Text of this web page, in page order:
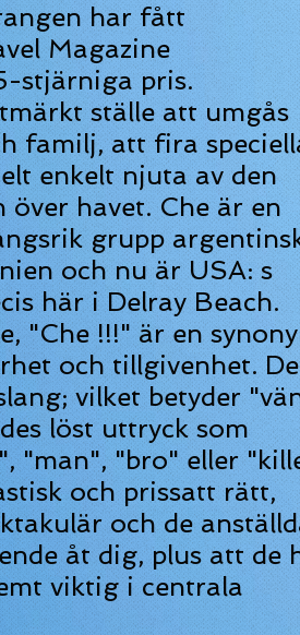
har fått
Magazine
stjärniga pris.
ställe att umgås
familj, att fira
enkelt njuta av den
över havet. Che är en
grupp
och nu är USA: s
här i Delray Beach.
"Che !!!" är en
och tillgivenhet.
vilket betyder
löst uttryck som
"man", "bro" eller
och prissatt rätt,
och de
åt dig, plus att de
viktig i centrala